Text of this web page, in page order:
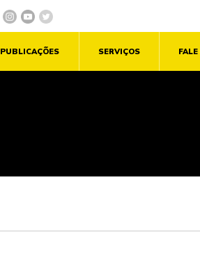
PUBLICAÇÕES SERVIÇOS